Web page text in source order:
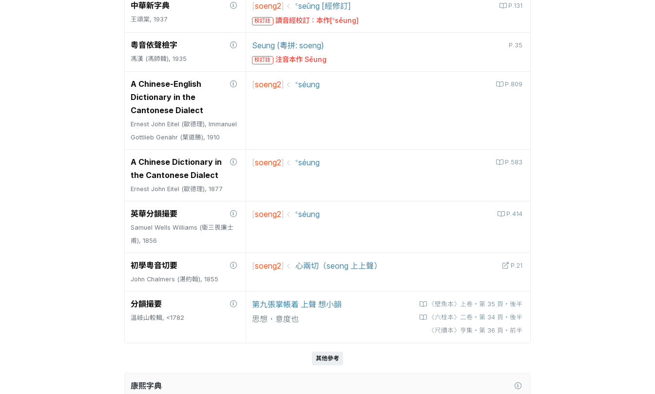
中華新字典
王頌棠, 1937
P.131
[soeng2] ꜂seūng [經修訂]
校訂註 讀音經校訂：本作[꜂sēung]
粵音依聲檢字
馮漢 (馮師韓), 1935
P.35
Seung (粵拼: soeng)
校訂註 注音本作 Sēung
A Chinese-English
Dictionary in the
Cantonese Dialect
Ernest John Eitel (歐德理), Immanuel
Gottlieb Genähr (葉道勝), 1910
P.809
[soeng2] ꜂séung
A Chinese Dictionary in
the Cantonese Dialect
Ernest John Eitel (歐德理), 1877
P.583
[soeng2] ꜂séung
英華分韻撮要
Samuel Wells Williams (衛三畏廉士
甫), 1856
P.414
[soeng2] ꜂séung
初學粵音切要
John Chalmers (湛約翰), 1855
P.21
[soeng2] 心兩切（seong 上上聲）
分韻撮要
溫岐山較輯, <1782
〈壁魚本〉上卷‧第 35 頁‧後半
〈六桂本〉二卷‧第 34 頁‧後半
〈尺牘本〉亨集‧第 36 頁‧前半
第九張掌帳着 上聲 想小韻
思想，意度也
其他參考
康熙字典